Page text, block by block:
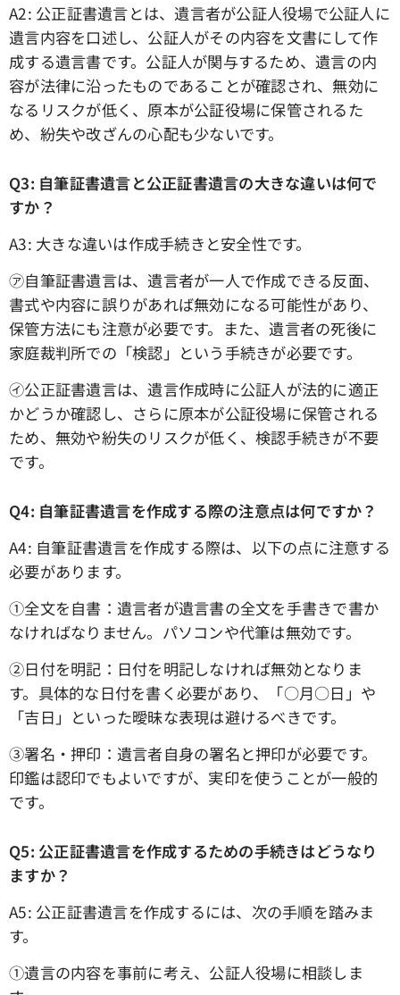
A2: 公正証書遺言とは、遺言者が公証人役場で公証人に
遺言内容を口述し、公証人がその内容を文書にして作
成する遺言書です。公証人が関与するため、遺言の内
容が法律に沿ったものであることが確認され、無効に
なるリスクが低く、原本が公証役場に保管されるた
め、紛失や改ざんの心配も少ないです。
Q3: 自筆証書遺言と公正証書遺言の大きな違いは何で
すか？
A3: 大きな違いは作成手続きと安全性です。
㋐自筆証書遺言は、遺言者が一人で作成できる反面、
書式や内容に誤りがあれば無効になる可能性があり、
保管方法にも注意が必要です。また、遺言者の死後に
家庭裁判所での「検認」という手続きが必要です。
㋑公正証書遺言は、遺言作成時に公証人が法的に適正
かどうか確認し、さらに原本が公証役場に保管される
ため、無効や紛失のリスクが低く、検認手続きが不要
です。
Q4: 自筆証書遺言を作成する際の注意点は何ですか？
A4: 自筆証書遺言を作成する際は、以下の点に注意する
必要があります。
①全文を自書：遺言者が遺言書の全文を手書きで書か
なければなりません。パソコンや代筆は無効です。
➁日付を明記：日付を明記しなければ無効となりま
す。具体的な日付を書く必要があり、「○月○日」や
「吉日」といった曖昧な表現は避けるべきです。
③署名・押印：遺言者自身の署名と押印が必要です。
印鑑は認印でもよいですが、実印を使うことが一般的
です。
Q5: 公正証書遺言を作成するための手続きはどうなり
ますか？
A5: 公正証書遺言を作成するには、次の手順を踏みま
す。
①遺言の内容を事前に考え、公証人役場に相談しま